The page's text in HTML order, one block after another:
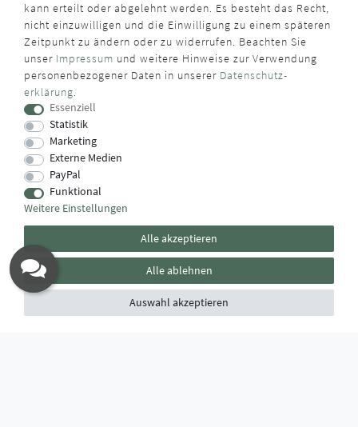
WUSSTEN SIE SCHON?
Das Käufersiegel des Händlerbunds garantiert Ihnen
100%.-ige Zahlungssicherheit, größtmöglichen Datenschutz
und Geld-zurück-Garantie bei Nicht- oder Falschlieferung.
kann erteilt oder abgelehnt werden. Es besteht das Recht,
nicht einzuwilligen und die Einwilligung zu einem späteren
Zeitpunkt zu ändern oder zu widerrufen. Beachten Sie
unser Impressum und weitere Hinweise zur Verwendung
personenbezogener Daten in unserer Daten­schutz­
erklärung.
Essenziell
Statistik
Marketing
Externe Medien
PayPal
Funktional
Weitere Einstellungen
Alle akzeptieren
Alle ablehnen
Auswahl akzeptieren